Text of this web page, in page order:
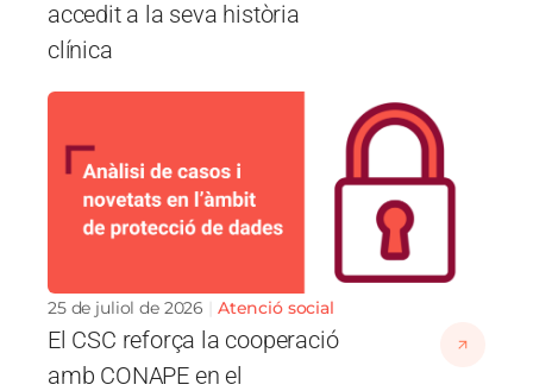
accedit a la seva història
clínica
Imatge
25 de juliol de 2026 Atenció social
El CSC reforça la cooperació
amb CONAPE en el